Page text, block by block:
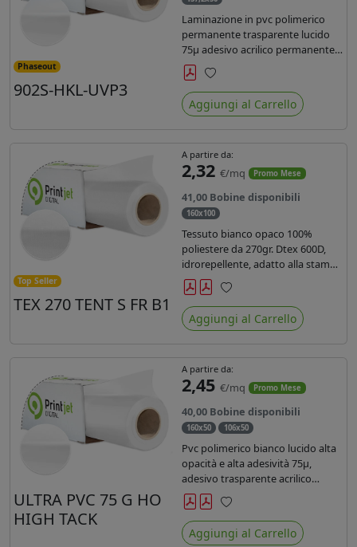
Phaseout
902S-HKL-UVP3
Laminazione in pvc polimerico
permanente trasparente lucido
75µ adesivo acrilico permanente
durata 5 anni con filtro uv, carta
kraft. Ideale per stampe con
inchiostro ecosolvente, UV e latex.
Preferiti
Aggiungi al Carrello
Top Seller
TEX 270 TENT S FR B1
A partire da:
2,32 €/mq Promo Mese
41,00 Bobine disponibili
160x100
Tessuto bianco opaco 100%
poliestere da 270gr. Dtex 600D,
idrorepellente, adatto alla stampa
solvente, ecosolvente, uv, latex (di
terza generazione). Ideale per
tende ,coperture gazebo, prodotti
gonfiabili o cuscini di
Preferiti
Aggiungi al Carrello
ULTRA PVC 75 G HO
HIGH TACK
A partire da:
2,45 €/mq Promo Mese
40,00 Bobine disponibili
160x50 106x50
Pvc polimerico bianco lucido alta
opacità e alta adesività 75µ,
adesivo trasparente acrilico
hotmelt permanente, durata 5-7
anni, liner 140gr PE su entrambi
lati. Prestazioni di alto livello.
Dotato di certificato ignifugo
Preferiti
Aggiungi al Carrello